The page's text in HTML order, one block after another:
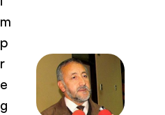
m
p
r
e
g